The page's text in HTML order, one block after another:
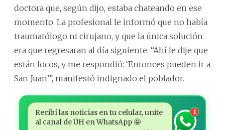
doctora que, según dijo, estaba chateando en ese
momento. La profesional le informó que no había
traumatólogo ni cirujano, y que la única solución
era que regresaran al día siguiente. “Ahí le dije que
están locos, y me respondió: ‘Entonces pueden ir a
San Juan’”, manifestó indignado el poblador.
Recibí las noticias en tu celular, unite
al canal de ÚH en WhatsApp 🤩
1